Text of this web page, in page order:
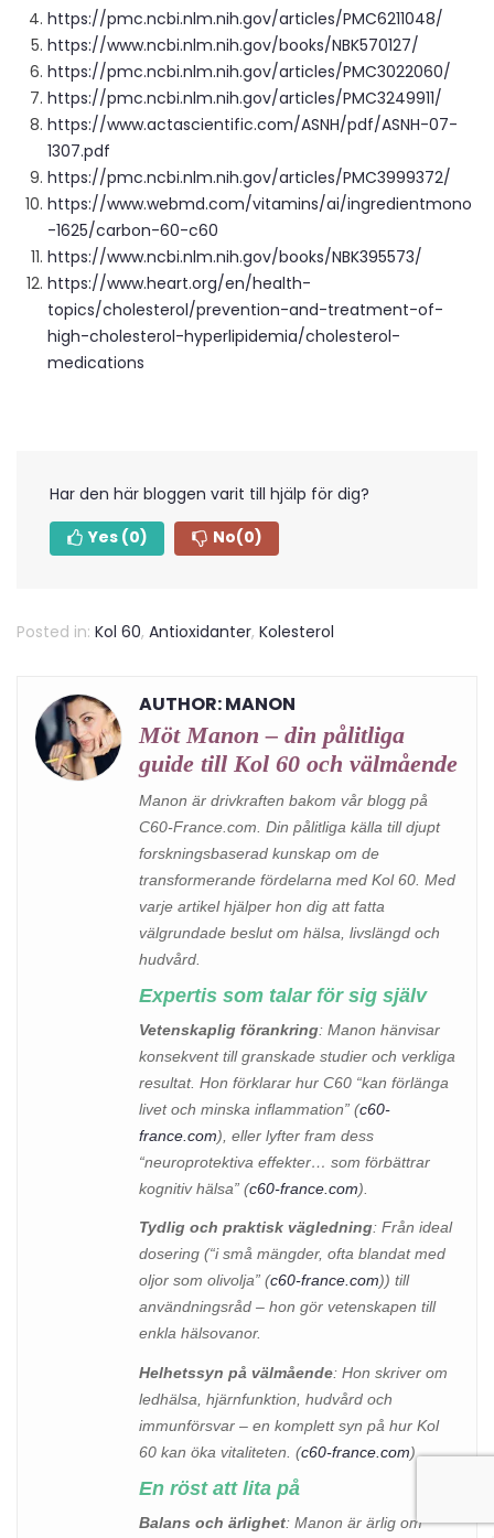
https://pmc.ncbi.nlm.nih.gov/articles/PMC6211048/
https://www.ncbi.nlm.nih.gov/books/NBK570127/
https://pmc.ncbi.nlm.nih.gov/articles/PMC3022060/
https://pmc.ncbi.nlm.nih.gov/articles/PMC3249911/
https://www.actascientific.com/ASNH/pdf/ASNH-07-
1307.pdf
https://pmc.ncbi.nlm.nih.gov/articles/PMC3999372/
https://www.webmd.com/vitamins/ai/ingredientmono
-1625/carbon-60-c60
https://www.ncbi.nlm.nih.gov/books/NBK395573/
https://www.heart.org/en/health-
topics/cholesterol/prevention-and-treatment-of-
high-cholesterol-hyperlipidemia/cholesterol-
medications
Har den här bloggen varit till hjälp för dig?
Yes (0) No(0)
Posted in: Kol 60, Antioxidanter, Kolesterol
AUTHOR: MANON
Möt Manon – din pålitliga
guide till Kol 60 och välmående
Manon är drivkraften bakom vår blogg på
C60-France.com. Din pålitliga källa till djupt
forskningsbaserad kunskap om de
transformerande fördelarna med Kol 60. Med
varje artikel hjälper hon dig att fatta
välgrundade beslut om hälsa, livslängd och
hudvård.
Expertis som talar för sig själv
Vetenskaplig förankring: Manon hänvisar
konsekvent till granskade studier och verkliga
resultat. Hon förklarar hur C60 “kan förlänga
livet och minska inflammation” (c60-
france.com), eller lyfter fram dess
“neuroprotektiva effekter… som förbättrar
kognitiv hälsa” (c60-france.com).
Tydlig och praktisk vägledning: Från ideal
dosering (“i små mängder, ofta blandat med
oljor som olivolja” (c60-france.com)) till
användningsråd – hon gör vetenskapen till
enkla hälsovanor.
Helhetssyn på välmående: Hon skriver om
ledhälsa, hjärnfunktion, hudvård och
immunförsvar – en komplett syn på hur Kol
60 kan öka vitaliteten. (c60-france.com)
En röst att lita på
Balans och ärlighet: Manon är ärlig om